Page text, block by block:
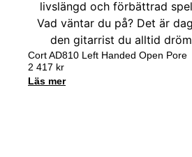
Cort AD810 Left Handed Open Pore
2 417 kr
Läs mer